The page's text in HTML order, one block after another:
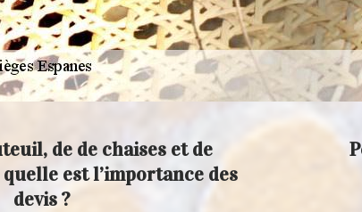
de de chaises et de
quelle est l’importance des
devis ?